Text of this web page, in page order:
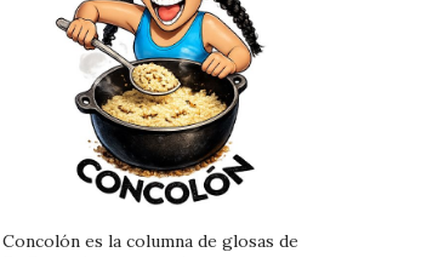
Concolón es la columna de glosas de